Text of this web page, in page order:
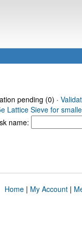
pending (0) ·
Lattice Sieve for
name:
Home| My Account|